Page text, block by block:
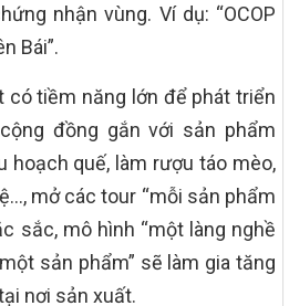
nhận vùng. Ví dụ: “OCOP
Bái”.
có tiềm năng lớn để phát triển
đồng gắn với sản phẩm
hoạch quế, làm rượu táo mèo,
mở các tour “mỗi sản phẩm
sắc, mô hình “một làng nghề
sản phẩm” sẽ làm gia tăng
nơi sản xuất.